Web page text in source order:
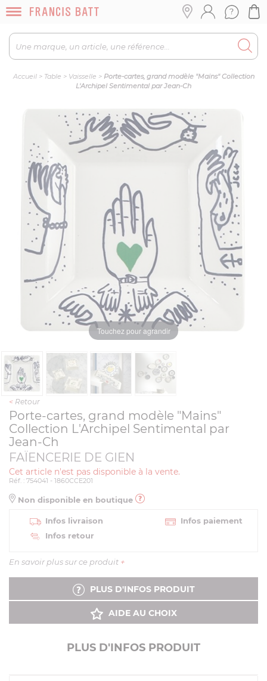
Accueil> Table > Vaisselle > Porte-cartes, grand modèle "Mains" Collection
L'Archipel Sentimental par Jean-Ch
Touchez pour agrandir
< Retour
Porte-cartes, grand modèle "Mains"
Collection L'Archipel Sentimental par
Jean-Ch
FAÏENCERIE DE GIEN
Cet article n'est pas disponible à la vente.
Réf. : 754041 - 1860CCE201
Non disponible en boutique
Infos livraison
Infos paiement
Infos retour
En savoir plus sur ce produit +
PLUS D'INFOS PRODUIT
AIDE AU CHOIX
PLUS D'INFOS PRODUIT